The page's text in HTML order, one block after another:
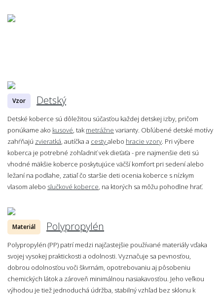
Vzor Detský
Detské koberce sú dôležitou súčasťou každej detskej izby, pričom
ponúkame ako kusové , tak metrážne varianty. Obľúbené detské motívy
zahŕňajú zvieratká , autíčka a cestyalebo hracie vzory . Pri výbere
koberca je potrebné zohľadniť vek dieťaťa - pre najmenšie deti sú
vhodné mäkšie koberce poskytujúce väčší komfort pri sedení alebo
ležaní na podlahe, zatiaľ čo staršie deti ocenia koberce s nízkym
vlasom alebo slučkové koberce , na ktorých sa môžu pohodlne hrať.
Materiál Polypropylén
Polypropylén (PP) patrí medzi najčastejšie používané materiály vďaka
svojej vysokej praktickosti a odolnosti. Vyznačuje sa pevnosťou,
dobrou odolnosťou voči škvrnám, opotrebovaniu aj pôsobeniu
chemických látok a zároveň minimálnou nasiakavosťou. Jeho veľkou
výhodou je tiež jednoduchá údržba, stabilný vzhľad bez sklonu k